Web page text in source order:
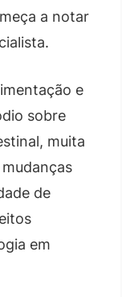
a notar
e
sobre
muita
de
em